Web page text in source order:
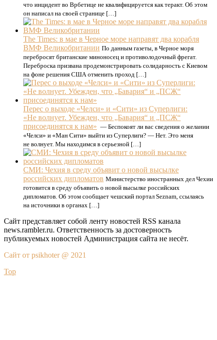
что инцидент во Врбетице не квалифицируется как теракт. Об этом
он написал на своей странице […]
The Times: в мае в Черное море направят два корабля
ВМФ Великобритании По данным газеты, в Черное моря
перебросят британские миноносец и противолодочный фрегат.
Переброска призвана продемонстрировать солидарность с Киевом
на фоне решения США отменить проход […]
Перес о выходе «Челси» и «Сити» из Суперлиги:
«Не волнует. Убежден, что „Бавария“ и „ПСЖ“
присоединятся к нам» — Беспокоят ли вас сведения о желании
«Челси» и «Ман Сити» выйти из Суперлиги? — Нет. Это меня
не волнует. Мы находимся в серьезной […]
СМИ: Чехия в среду объявит о новой высылке
российских дипломатов Министерство иностранных дел Чехии
готовится в среду объявить о новой высылке российских
дипломатов. Об этом сообщает чешский портал Seznam, ссылаясь
на источники в органах […]
Сайт представляет собой ленту новостей RSS канала
news.rambler.ru. Ответственность за достоверность
публикуемых новостей Администрация сайта не несёт.
Сайт от psikhoter @ 2021
Top